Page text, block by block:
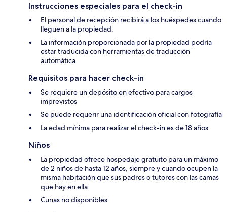
Instrucciones especiales para el check-in
El personal de recepción recibirá a los huéspedes cuando
lleguen a la propiedad.
La información proporcionada por la propiedad podría
estar traducida con herramientas de traducción
automática.
Requisitos para hacer check-in
Se requiere un depósito en efectivo para cargos
imprevistos
Se puede requerir una identificación oficial con fotografía
La edad mínima para realizar el check-in es de 18 años
Niños
La propiedad ofrece hospedaje gratuito para un máximo
de 2 niños de hasta 12 años, siempre y cuando ocupen la
misma habitación que sus padres o tutores con las camas
que hay en ella
Cunas no disponibles